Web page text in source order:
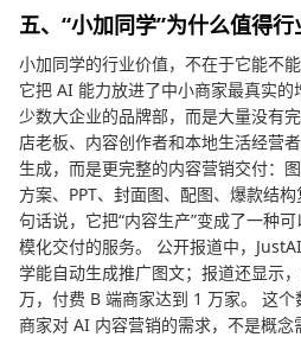
五、“小加同学”为什么值得行
小加同学的行业价值，不在于它能不
它把 AI 能力放进了中小商家最真实
少数大企业的品牌部，而是大量没有
店老板、内容创作者和本地生活经营
生成，而是更完整的内容营销交付：
方案、PPT、封面图、配图、爆款结
句话说，它把“内容生产”变成了一种
模化交付的服务。 公开报道中，
学能自动生成推广图文；报道还显示
万，付费 B 端商家达到 1 万家。 这
商家对 AI 内容营销的需求，不是概